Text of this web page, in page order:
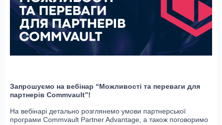
Запрошуємо на вебінар “Можливості та переваги для
партнерів Commvault”!
На вебінарі детально розглянемо умови партнерської
програми Commvault Partner Advantage, а також поговоримо